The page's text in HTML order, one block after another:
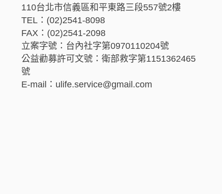
110台北市信義區和平東路三段557號2樓
TEL：(02)2541-8098
FAX：(02)2541-2098
立案字號：台內社字第0970110204號
公益勸募許可文號：衛部救字第1151362465
號
E-mail：ulife.service@gmail.com